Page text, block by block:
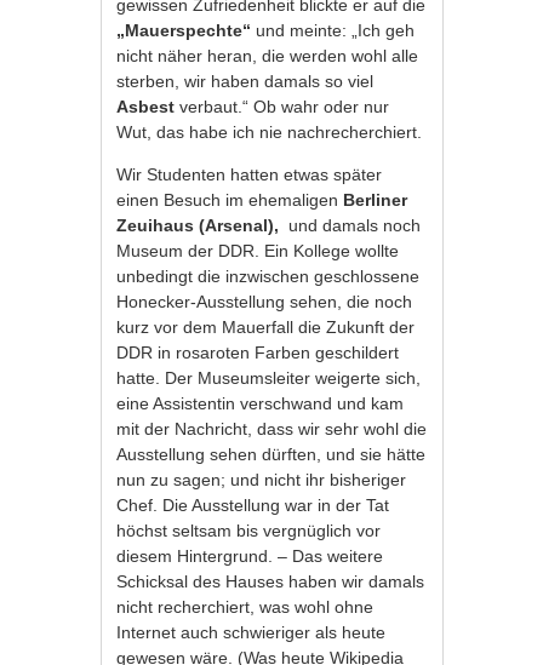
gewissen Zufriedenheit blickte er auf die
„Mauerspechte“ und meinte: „Ich geh
nicht näher heran, die werden wohl alle
sterben, wir haben damals so viel
Asbest verbaut.“ Ob wahr oder nur
Wut, das habe ich nie nachrecherchiert.
Wir Studenten hatten etwas später
einen Besuch im ehemaligen Berliner
Zeuihaus (Arsenal),
und damals noch
Museum der DDR. Ein Kollege wollte
unbedingt die inzwischen geschlossene
Honecker-Ausstellung sehen, die noch
kurz vor dem Mauerfall die Zukunft der
DDR in rosaroten Farben geschildert
hatte. Der Museumsleiter weigerte sich,
eine Assistentin verschwand und kam
mit der Nachricht, dass wir sehr wohl die
Ausstellung sehen dürften, und sie hätte
nun zu sagen; und nicht ihr bisheriger
Chef. Die Ausstellung war in der Tat
höchst seltsam bis vergnüglich vor
diesem Hintergrund. – Das weitere
Schicksal des Hauses haben wir damals
nicht recherchiert, was wohl ohne
Internet auch schwieriger als heute
gewesen wäre. (Was heute Wikipedia